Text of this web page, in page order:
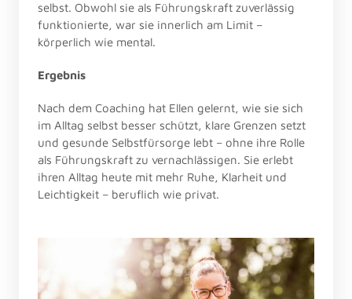
selbst. Obwohl sie als Führungskraft zuverlässig
funktionierte, war sie innerlich am Limit –
körperlich wie mental.
Ergebnis
Nach dem Coaching hat Ellen gelernt, wie sie sich
im Alltag selbst besser schützt, klare Grenzen setzt
und gesunde Selbstfürsorge lebt – ohne ihre Rolle
als Führungskraft zu vernachlässigen. Sie erlebt
ihren Alltag heute mit mehr Ruhe, Klarheit und
Leichtigkeit – beruflich wie privat.